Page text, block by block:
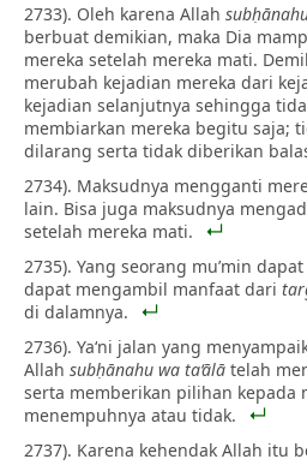
2733). Oleh karena Allah
berbuat demikian, maka Dia
mereka setelah mereka mati.
merubah kejadian mereka dari
kejadian selanjutnya sehingga
membiarkan mereka begitu saja;
dilarang serta tidak diberikan
2734). Maksudnya mengganti
lain. Bisa juga maksudnya
setelah mereka mati.
2735). Yang seorang mu’min
dapat mengambil manfaat dari
di dalamnya.
2736). Ya‘ni jalan yang
Allah subḥānahu wa ta‘ālā telah
serta memberikan pilihan kepada
menempuhnya atau tidak.
2737). Karena kehendak Allah itu